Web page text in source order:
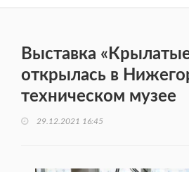
Выставка
открылась в
техническом музее
29.12.2021 16:45